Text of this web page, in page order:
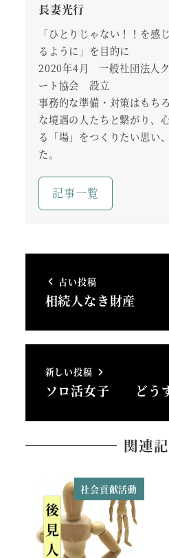
長妻光行
「ひとりじゃない！！を感
るように」を目的に
2020年4月 一般社団法人
ート協会 設立
事務的な準備・対策はもち
な境遇の人たちと繋がり、
る「場」をつくりたい思い
た。
記事一覧
古い投稿
相続人なき財産
新しい投稿
ソロ活女子 どう
関連
社会貢献活動